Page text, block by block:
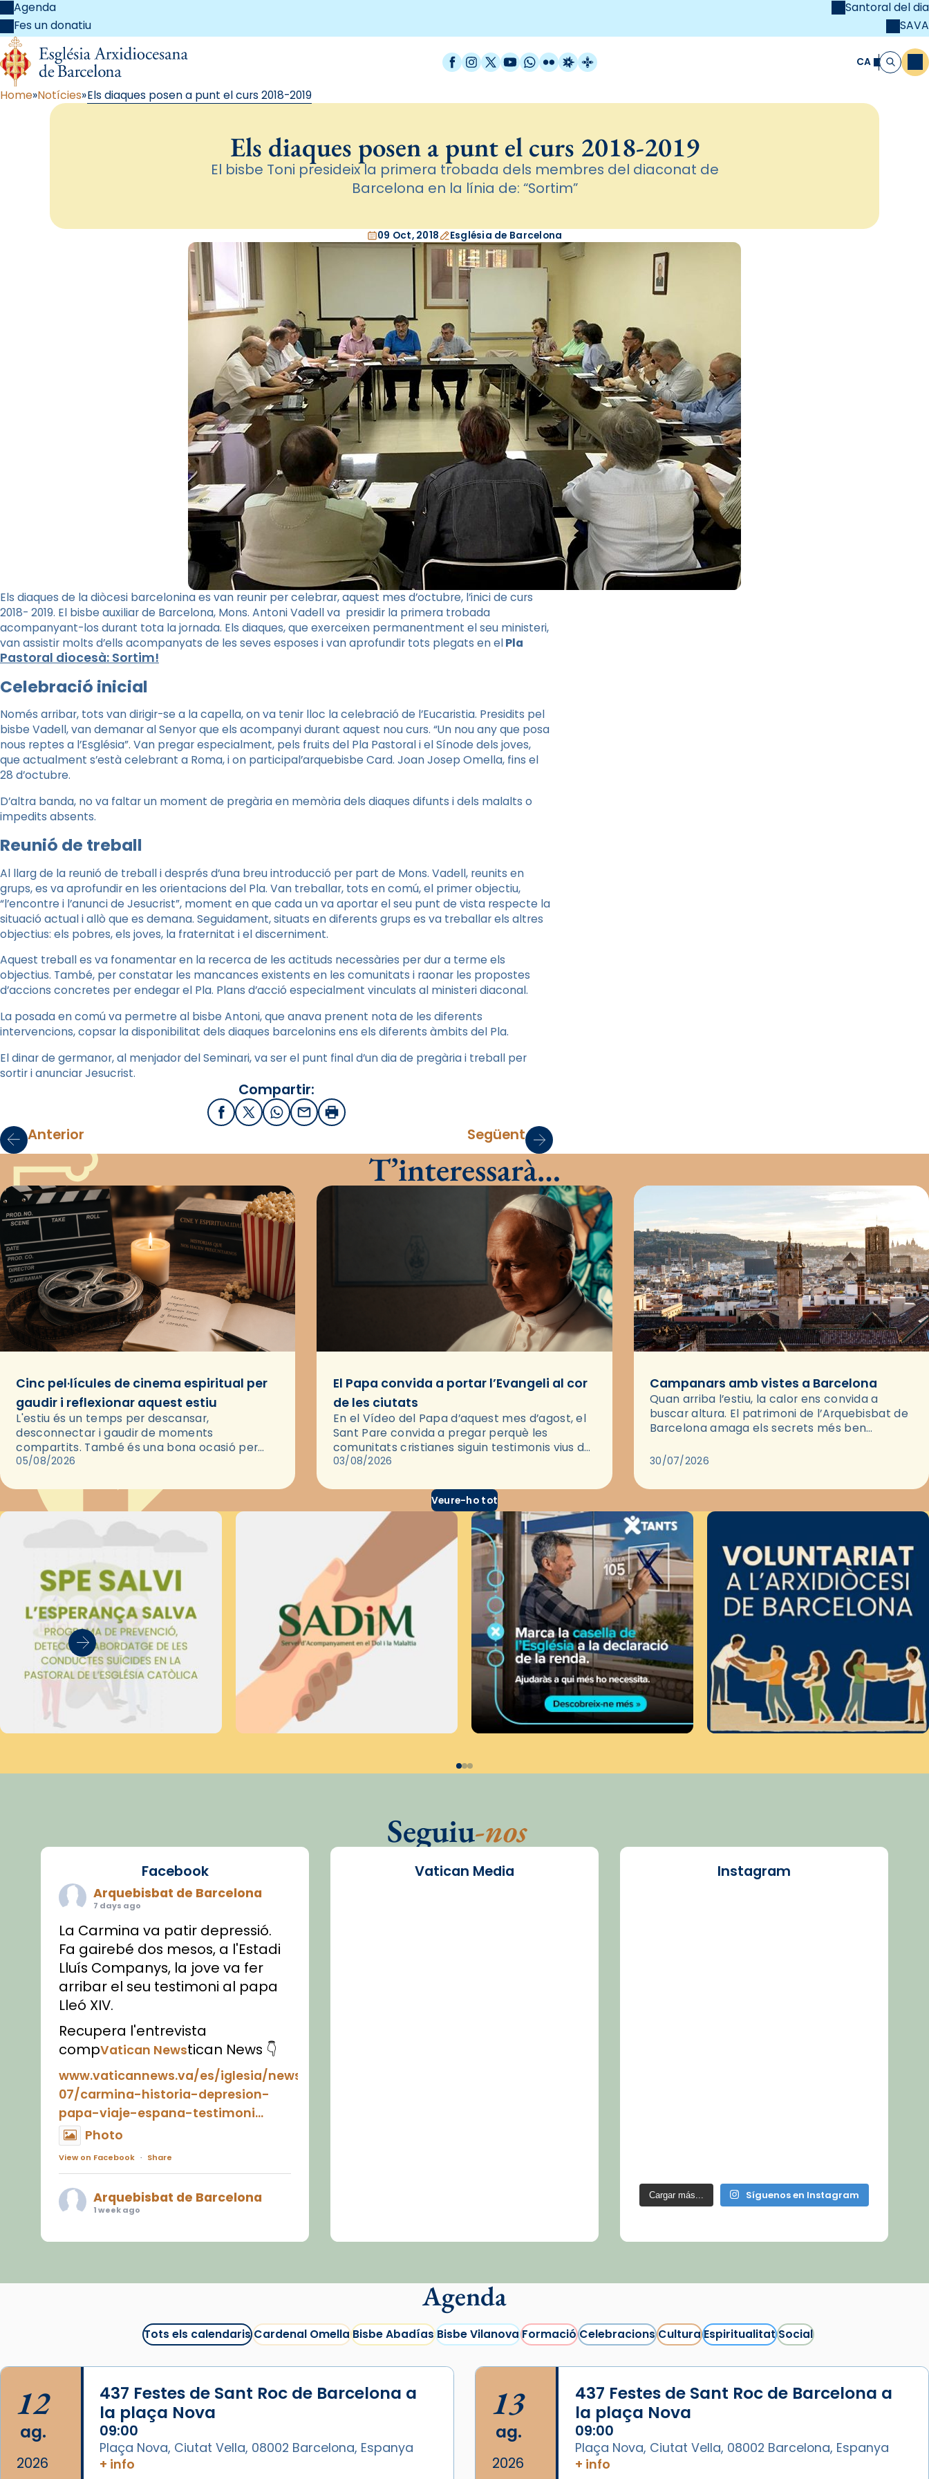
Agenda
Fes un donatiu
Santoral del dia
SAVA
Facebook
Instagram
X / Twitter
YouTube
WhatsApp
FlickrRadio Estel
Catalunya Cristiana CA Cerca
Home Notícies Els diaques posen a punt el curs 2018-2019
Els diaques posen a punt el curs 2018-2019
El bisbe Toni presideix la primera trobada dels membres del diaconat de
Barcelona en la línia de: “Sortim”
09 Oct, 2018 Església de Barcelona
Els diaques de la diòcesi barcelonina es van reunir per celebrar, aquest mes d’octubre, l’inici de curs
2018- 2019. El bisbe auxiliar de Barcelona, Mons. Antoni Vadell va presidir la primera trobada
acompanyant-los durant tota la jornada. Els diaques, que exerceixen permanentment el seu ministeri,
van assistir molts d’ells acompanyats de les seves esposes i van aprofundir tots plegats en elPla
Pastoral diocesà: Sortim!
Celebració inicial
Només arribar, tots van dirigir-se a la capella, on va tenir lloc la celebració de l’Eucaristia. Presidits pel
bisbe Vadell, van demanar al Senyor que els acompanyi durant aquest nou curs. “Un nou any que posa
nous reptes a l’Església”. Van pregar especialment, pels fruits del Pla Pastoral i el Sínode dels joves,
que actualment s’està celebrant a Roma, i on participal’arquebisbe Card. Joan Josep Omella, fins el
28 d’octubre.
D’altra banda, no va faltar un moment de pregària en memòria dels diaques difunts i dels malalts o
impedits absents.
Reunió de treball
Al llarg de la reunió de treball i després d’una breu introducció per part de Mons. Vadell, reunits en
grups, es va aprofundir en les orientacions del Pla. Van treballar, tots en comú, el primer objectiu,
“l’encontre i l’anunci de Jesucrist”, moment en que cada un va aportar el seu punt de vista respecte la
situació actual i allò que es demana. Seguidament, situats en diferents grups es va treballar els altres
objectius: els pobres, els joves, la fraternitat i el discerniment.
Aquest treball es va fonamentar en la recerca de les actituds necessàries per dur a terme els
objectius. També, per constatar les mancances existents en les comunitats i raonar les propostes
d’accions concretes per endegar el Pla. Plans d’acció especialment vinculats al ministeri diaconal.
La posada en comú va permetre al bisbe Antoni, que anava prenent nota de les diferents
intervencions, copsar la disponibilitat dels diaques barcelonins ens els diferents àmbits del Pla.
El dinar de germanor, al menjador del Seminari, va ser el punt final d’un dia de pregària i treball per
sortir i anunciar Jesucrist.
Compartir:
FacebookX / Twitter
WhatsApp
EmailImprimir
Anterior Següent
T’interessarà…
Cinc pel·lícules de cinema espiritual per
gaudir i reflexionar aquest estiu
L'estiu és un temps per descansar,
desconnectar i gaudir de moments
compartits. També és una bona ocasió per
deixar-se portar per una bona història i, a
05/08/2026
El Papa convida a portar l’Evangeli al cor
de les ciutats
En el Vídeo del Papa d’aquest mes d’agost, el
Sant Pare convida a pregar perquè les
comunitats cristianes siguin testimonis vius de
l’Evangeli enmig de les ciutats. A través d’una
03/08/2026
Campanars amb vistes a Barcelona
Quan arriba l’estiu, la calor ens convida a
buscar altura. El patrimoni de l’Arquebisbat de
Barcelona amaga els secrets més ben
campanars i les cobertes…
30/07/2026
Veure-ho tot
Seguiu-nos
Facebook
Arquebisbat de Barcelona
7 days ago
La Carmina va patir depressió.
Fa gairebé dos mesos, a l'Estadi
Lluís Companys, la jove va fer
arribar el seu testimoni al papa
Lleó XIV.
Recupera l'entrevista
compVatican Newstican News 👇
www.vaticannews.va/es/iglesia/news/2026-
07/carmina-historia-depresion-
papa-viaje-espana-testimoni...
Photo
View on Facebook · Share
Arquebisbat de Barcelona
1 week ago
juliol la missa de Les Santes de
📸 J. Merino
Photo
View on Facebook · Share
Vatican Media Instagram
Cargar más... Síguenos en Instagram
Agenda
Tots els calendarisCardenal OmellaBisbe AbadíasBisbe VilanovaFormacióCelebracionsCulturaEspiritualitatSocial
12
ag.
2026
437 Festes de Sant Roc de Barcelona a
la plaça Nova
09:00
Plaça Nova, Ciutat Vella, 08002 Barcelona, Espanya
+ info
13
ag.
2026
437 Festes de Sant Roc de Barcelona a
la plaça Nova
09:00
Plaça Nova, Ciutat Vella, 08002 Barcelona, Espanya
+ info